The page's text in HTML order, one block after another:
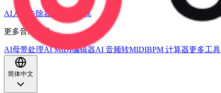
AI人声去除器 AI音轨分离
更多音乐工具
AI母带处理AI MIDI编辑器AI 音频转MIDIBPM 计算器更多工具
简体中文